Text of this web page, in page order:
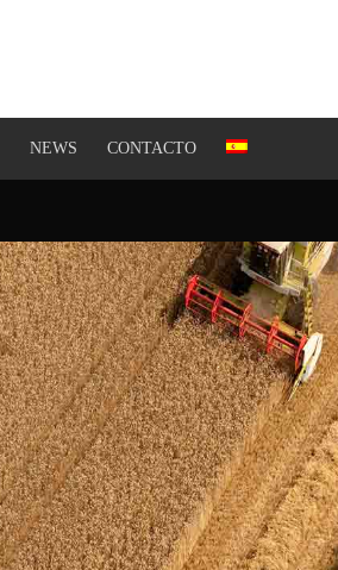
NEWS CONTACTO